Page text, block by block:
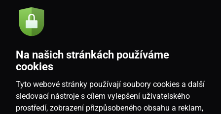
Akcie a novinky e-mailom
Souhlasím sezásadami zpracování osobních údajů
Na našich stránkách používáme
cookies
Tyto webové stránky používají soubory cookies a další
sledovací nástroje s cílem vylepšení uživatelského
prostředí, zobrazení přizpůsobeného obsahu a reklam,